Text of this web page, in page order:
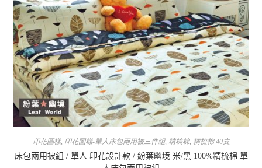
印花圖樣, 印花圖樣-單人床包兩用被三件組, 精梳棉, 精梳棉 40支
床包兩用被組 / 單人 印花設計款 / 紛葉幽境 米/黑 100%精梳棉 單